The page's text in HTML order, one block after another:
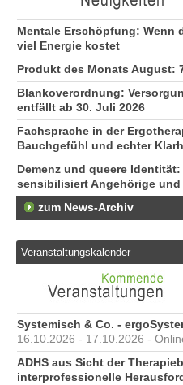
Mentale Erschöpfung: Wenn
viel Energie kostet
Produkt des Monats August:
Blankoverordnung:
entfällt ab 30. Juli 2026
Fachsprache in der
Bauchgefühl und echter
Demenz und queere
sensibilisiert Angehörige und
zum News-Archiv
Veranstaltungskalender
Systemisch & Co. -
16.10.2026 - 17.10.2026 -
ADHS aus Sicht der
interprofessionelle